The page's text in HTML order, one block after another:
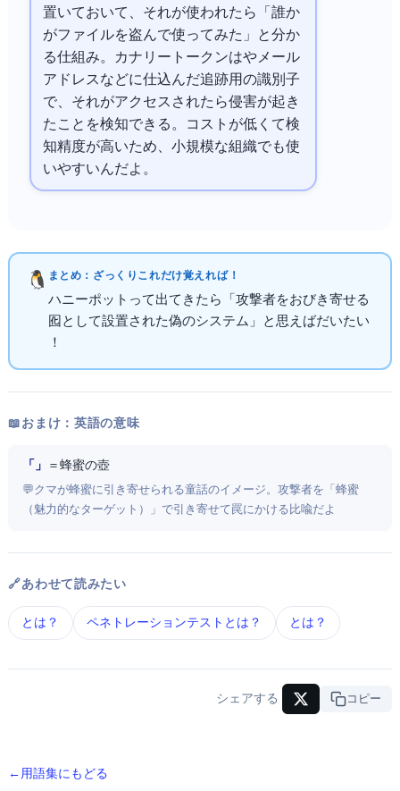
置いておいて、それが使われたら「誰か
がファイルを盗んで使ってみた」と分か
る仕組み。カナリートークンはやメール
アドレスなどに仕込んだ追跡用の識別子
で、それがアクセスされたら侵害が起き
たことを検知できる。コストが低くて検
知精度が高いため、小規模な組織でも使
いやすいんだよ。
まとめ：ざっくりこれだけ覚えればOK！
ハニーポットって出てきたら「攻撃者をおびき寄せる
囮として設置された偽のシステム」と思えばだいたい
OK！
📖 おまけ：英語の意味
「Honeypot」 ＝ 蜂蜜の壺
💬 クマが蜂蜜に引き寄せられる童話のイメージ。攻撃者を「蜂蜜
（魅力的なターゲット）」で引き寄せて罠にかける比喩だよ
🔗 あわせて読みたい
IDS/IPS とは？ ペネトレーションテスト とは？ SIEM とは？
シェアする URLコピー
← 用語集にもどる